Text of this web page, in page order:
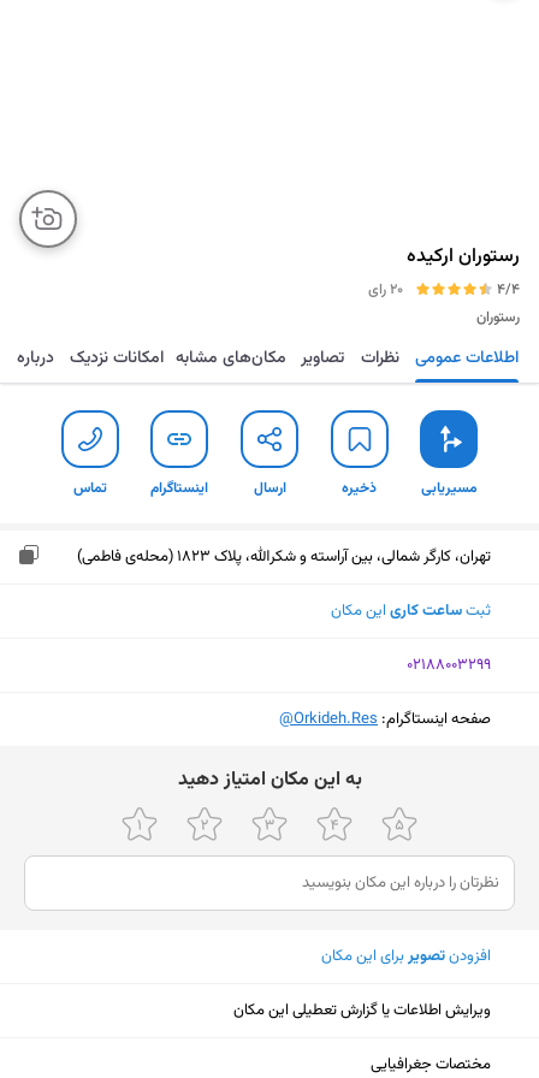
رستوران ارکیده
4/4
20 رای
رستوران
مسیریابی ذخیره ارسال اینستاگرام اطلاعات عمومی نظرات تصاویر مکان‌های مشابه امکانات نزدیک درباره
مسیریابی ذخیره ارسال اینستاگرام تماس
تهران، کارگر شمالی، بین آراسته و شکرالله، پلاک 1823 (محله‌ی فاطمی)
ثبتساعت کاری این مکان
‎02188003299
صفحه اینستاگرام: ‎@Orkideh.Res
ﺑﻪ اﯾﻦ ﻣﮑﺎن اﻣﺘﯿﺎز دﻫﯿﺪ
افزودنتصویربرای این مکان
ویرایش اطلاعات یا گزارش تعطیلی این مکان
مختصات جغرافیایی